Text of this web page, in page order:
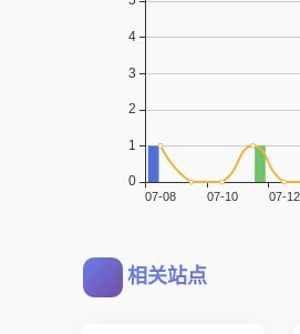
相关站点